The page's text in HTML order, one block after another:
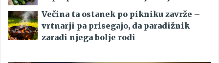
Večina ta ostanek po pikniku zavrže –
vrtnarji pa prisegajo, da paradižnik
zaradi njega bolje rodi